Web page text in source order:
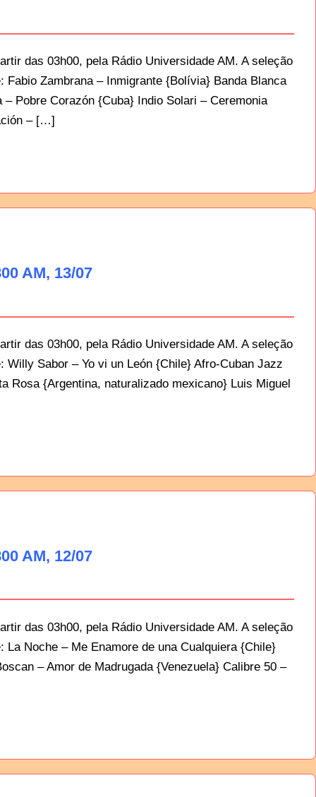
das 03h00, pela Rádio Universidade AM. A seleção
Zambrana – Inmigrante {Bolívia} Banda Blanca
Pobre Corazón {Cuba} Indio Solari – Ceremonia
– […]
AM, 13/07
das 03h00, pela Rádio Universidade AM. A seleção
Sabor – Yo vi un León {Chile} Afro-Cuban Jazz
Rosa {Argentina, naturalizado mexicano} Luis Miguel
AM, 12/07
das 03h00, pela Rádio Universidade AM. A seleção
Noche – Me Enamore de una Cualquiera {Chile}
– Amor de Madrugada {Venezuela} Calibre 50 –